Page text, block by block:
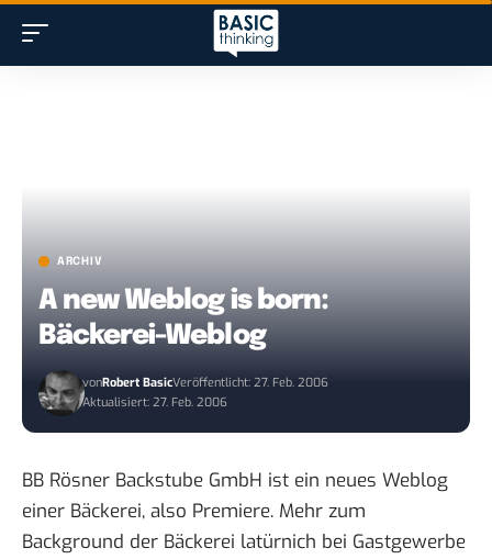
ARCHIV
A new Weblog is born:
Bäckerei-Weblog
vonRobert BasicVeröffentlicht: 27. Feb. 2006
Aktualisiert: 27. Feb. 2006
BB Rösner Backstube GmbH ist ein neues Weblog
einer Bäckerei, also Premiere. Mehr zum
Background der Bäckerei latürnich bei Gastgewerbe